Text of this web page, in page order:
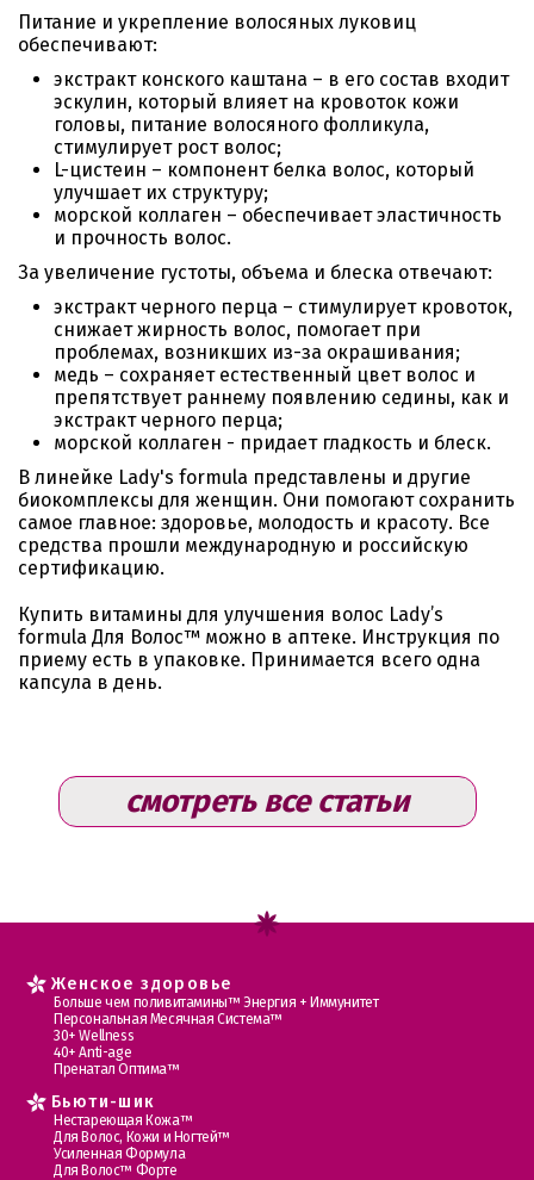
Питание и укрепление волосяных луковиц
обеспечивают:
экстракт конского каштана – в его состав входит
эскулин, который влияет на кровоток кожи
головы, питание волосяного фолликула,
стимулирует рост волос;
L-цистеин – компонент белка волос, который
улучшает их структуру;
морской коллаген – обеспечивает эластичность
и прочность волос.
За увеличение густоты, объема и блеска отвечают:
экстракт черного перца – стимулирует кровоток,
снижает жирность волос, помогает при
проблемах, возникших из-за окрашивания;
медь – сохраняет естественный цвет волос и
препятствует раннему появлению седины, как и
экстракт черного перца;
морской коллаген - придает гладкость и блеск.
В линейке Lady's formula представлены и другие
биокомплексы для женщин. Они помогают сохранить
самое главное: здоровье, молодость и красоту. Все
средства прошли международную и российскую
сертификацию.
Купить витамины для улучшения волос Lady’s
formula Для Волос™ можно в аптеке. Инструкция по
приему есть в упаковке. Принимается всего одна
капсула в день.
смотреть все статьи
Женское здоровье
Больше чем поливитамины™ Энергия + Иммунитет
Персональная Месячная Система™
30+ Wellness
40+ Anti-age
Пренатал Оптима™
Бьюти-шик
Нестареющая Кожа™
Для Волос, Кожи и Ногтей™
Усиленная Формула
Для Волос™ Форте